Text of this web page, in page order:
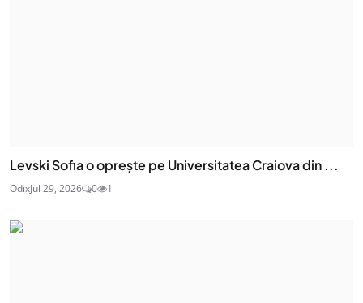
Levski Sofia o oprește pe Universitatea Craiova din ...
OdixJul 29, 2026 0 1